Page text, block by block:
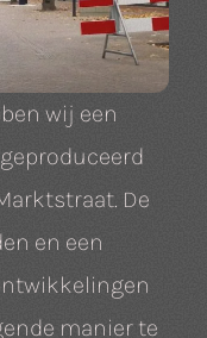
wij een
De
en een
manier te